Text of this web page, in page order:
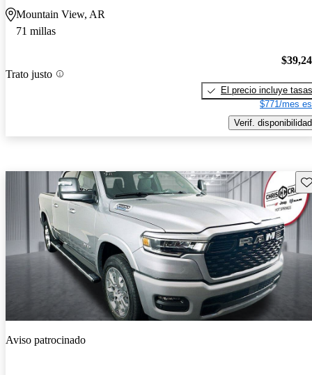
Mountain View, AR
71 millas
Trato justo
El precio incluye tasas
$771/mes
Verif. disponibilidad
Aviso patrocinado